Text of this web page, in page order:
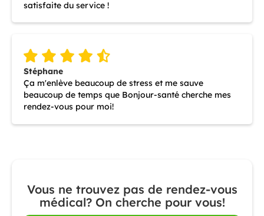
satisfaite du service !
Stéphane
Ça m'enlève beaucoup de stress et me sauve
beaucoup de temps que Bonjour-santé cherche mes
rendez-vous pour moi!
Vous ne trouvez pas de rendez-vous
médical? On cherche pour vous!